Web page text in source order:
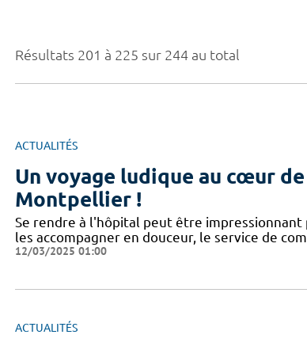
Résultats 201 à 225 sur 244 au total
ACTUALITÉS
Un voyage ludique au cœur
Montpellier !
​​​Se rendre à l'hôpital peut être
les accompagner en douceur, le service de
12/03/2025 01:00
ACTUALITÉS